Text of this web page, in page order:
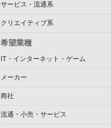
サービス・流通系
クリエイティブ系
希望業種
IT・インターネット・ゲーム
メーカー
商社
流通・小売・サービス